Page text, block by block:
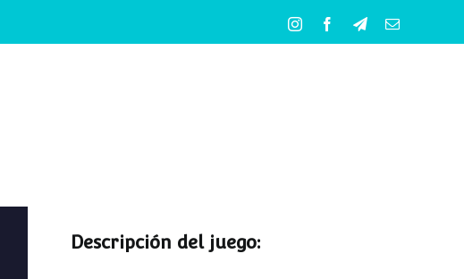
InstagramFacebookTelegramCorreo
Descripción del juego: